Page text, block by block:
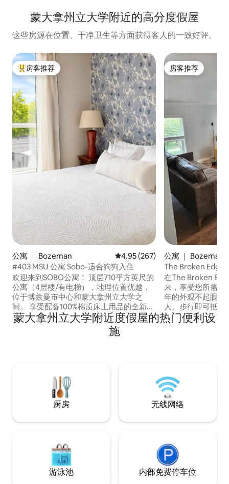
蒙大拿州立大学附近的高分度假屋
这些房源在位置、干净卫生等方面获得客人的一致好评。
热门「房客推荐」
房客推荐
公寓 ｜ Bozeman 平均评分 4.95 分（满分 5 分），
4.95 (267)
#403 MSU 公寓 Sobo-适合狗狗入住
欢迎来到SOBO公寓！ 顶层710平方英尺的
公寓（4层楼/有电梯），地理位置优越，
位于博兹曼市中心和蒙大拿州立大学之
间。 享受配备100%棉质床上用品的全新加
大双人床、设备齐全的厨房、高速无线网
络和专属的路边停车位。 步行2个街区即可
到达杂货店、咖啡馆和库珀公园（Cooper
段：晚上9点至早上7点
房客推荐
房客推荐
公寓 ｜ Bozeman
The Broken Edge
在The Broken
来，享受您所需的一
年的外观不起眼，
人。步行即可抵达
足够远，可以享受
拿风情，配备了您
在等待您，在此期
蒙大拿州立大学附近度假屋的热门便利设
施
厨房 无线网络
游泳池 内部免费停车位